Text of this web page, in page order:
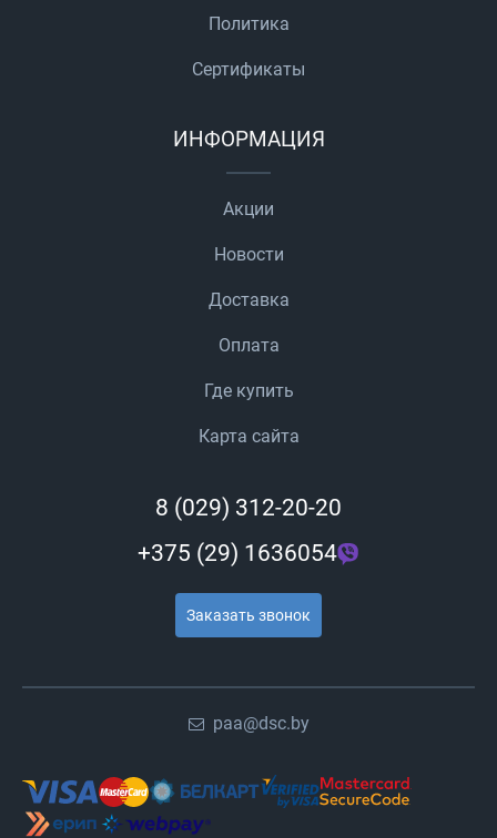
Политика
Сертификаты
ИНФОРМАЦИЯ
Акции
Новости
Доставка
Оплата
Где купить
Карта сайта
8 (029) 312-20-20
+375 (29) 1636054
Заказать звонок
paa@dsc.by